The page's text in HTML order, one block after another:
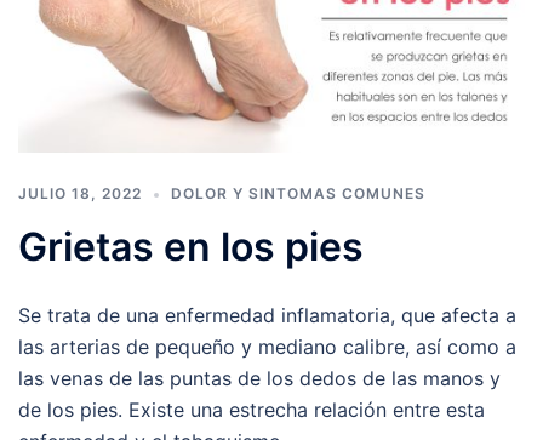
JULIO 18, 2022 DOLOR Y SINTOMAS COMUNES
Grietas en los pies
Se trata de una enfermedad inflamatoria, que afecta a
las arterias de pequeño y mediano calibre, así como a
las venas de las puntas de los dedos de las manos y
de los pies. Existe una estrecha relación entre esta